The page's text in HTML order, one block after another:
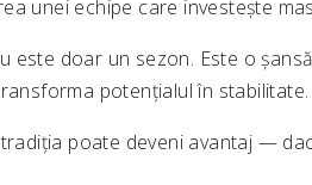
unei echipe care investește
este doar un sezon. Este o
potențialul în stabilitate.
poate deveni avantaj —